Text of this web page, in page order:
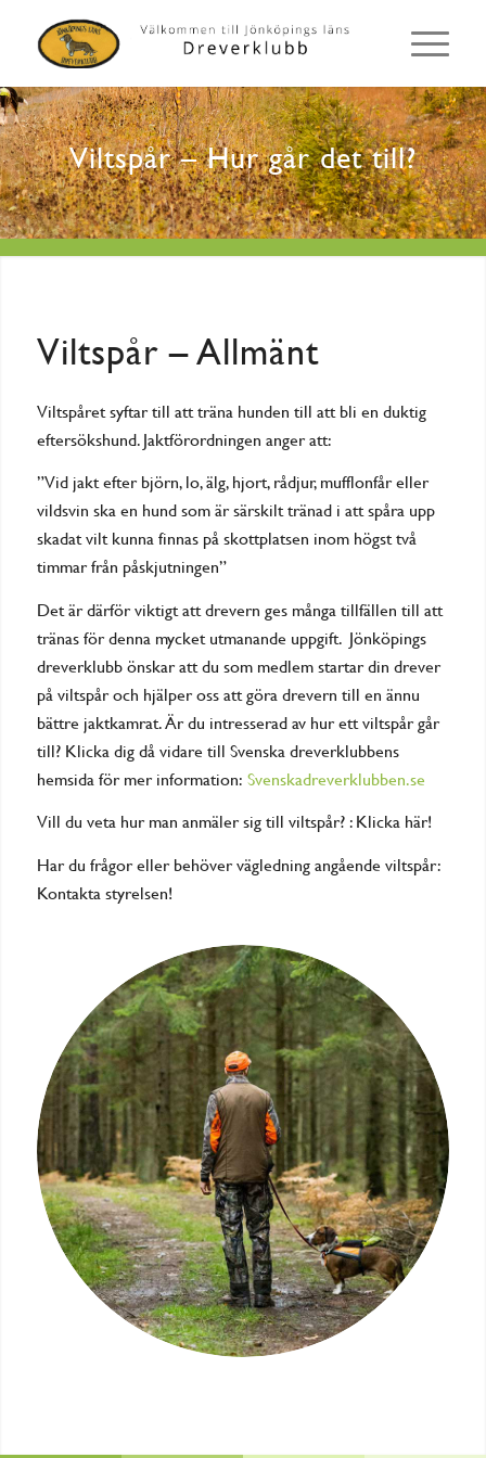
Viltspår – Hur går det till?
Viltspår – Allmänt
Viltspåret syftar till att träna hunden till att bli en duktig
eftersökshund. Jaktförordningen anger att:
”Vid jakt efter björn, lo, älg, hjort, rådjur, mufflonfår eller
vildsvin ska en hund som är särskilt tränad i att spåra upp
skadat vilt kunna finnas på skottplatsen inom högst två
timmar från påskjutningen”
Det är därför viktigt att drevern ges många tillfällen till att
tränas för denna mycket utmanande uppgift. Jönköpings
dreverklubb önskar att du som medlem startar din drever
på viltspår och hjälper oss att göra drevern till en ännu
bättre jaktkamrat. Är du intresserad av hur ett viltspår går
till? Klicka dig då vidare till Svenska dreverklubbens
hemsida för mer information: Svenskadreverklubben.se
Vill du veta hur man anmäler sig till viltspår? : Klicka här!
Har du frågor eller behöver vägledning angående viltspår:
Kontakta styrelsen!